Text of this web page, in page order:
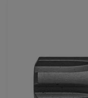
Peso del producto